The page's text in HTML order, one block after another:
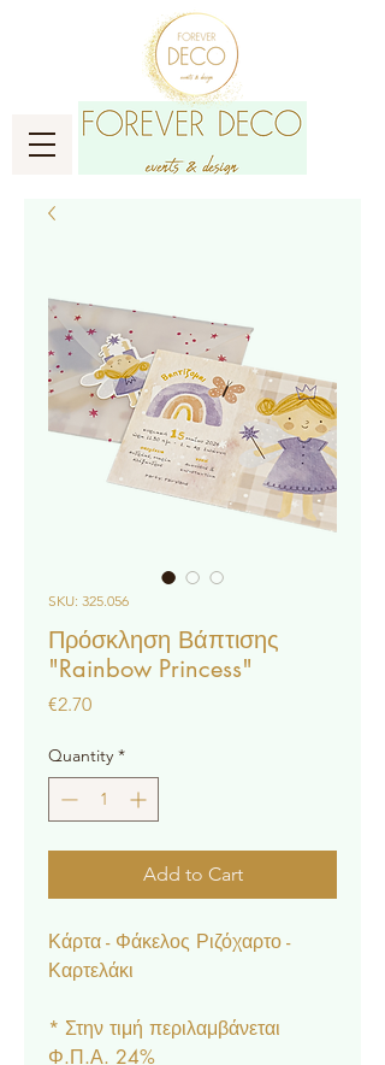
SKU: 325.056
Πρόσκληση Βάπτισης
"Rainbow Princess"
€2.70Price
Quantity *
Add to Cart
Κάρτα - Φάκελος Ριζόχαρτο -
Καρτελάκι
* Στην τιμή περιλαμβάνεται
Φ.Π.Α. 24%